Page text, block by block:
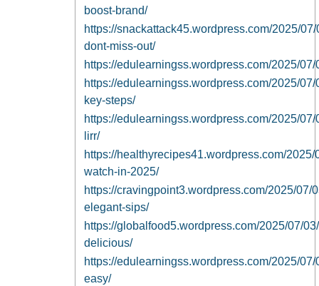
boost-brand/
https://snackattack45.wordpress.com/2025/
dont-miss-out/
https://edulearningss.wordpress.com/2025/
https://edulearningss.wordpress.com/2025/
key-steps/
https://edulearningss.wordpress.com/2025/
lirr/
https://healthyrecipes41.wordpress.com/
watch-in-2025/
https://cravingpoint3.wordpress.com/2025/
elegant-sips/
https://globalfood5.wordpress.com/2025/07/
delicious/
https://edulearningss.wordpress.com/2025/
easy/